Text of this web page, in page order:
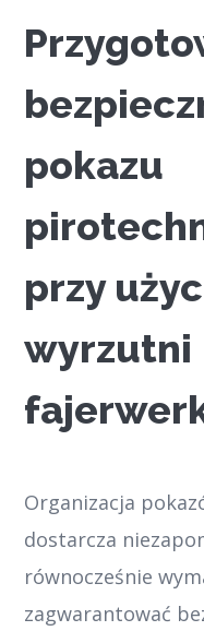
pokazu
przy
wyrzutni
Organizacja
dostarcza
równocześnie
zagwarantować